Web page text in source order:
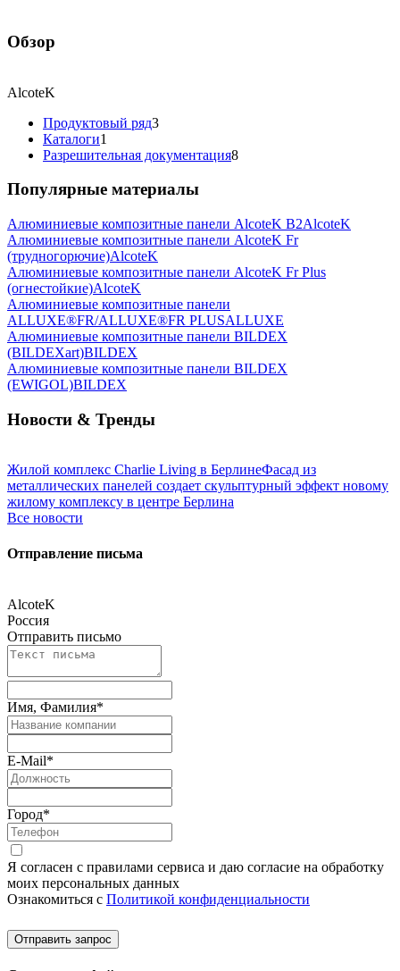
Обзор
AlcoteK
Продуктовый ряд3
Каталоги1
Разрешительная документация8
Популярные материалы
Алюминиевые композитные панели AlcoteK B2AlcoteK
Алюминиевые композитные панели AlcoteK Fr
(трудногорючие)AlcoteK
Алюминиевые композитные панели AlcoteK Fr Plus
(огнестойкие)AlcoteK
Алюминиевые композитные панели
ALLUXE®FR/ALLUXE®FR PLUSALLUXE
Алюминиевые композитные панели BILDEX
(BILDEXart)BILDEX
Алюминиевые композитные панели BILDEX
(EWIGOL)BILDEX
Новости & Тренды
Жилой комплекс Charlie Living в БерлинеФасад из
металлических панелей создает скульптурный эффект новому
жилому комплексу в центре Берлина
Все новости
Отправление письма
AlcoteK
Россия
Отправить письмо
Имя, Фамилия*
E-Mail*
Город*
Я согласен с правилами сервиса и даю согласие на обработку
моих персональных данных
Ознакомиться с Политикой конфиденциальности
Отправить запрос